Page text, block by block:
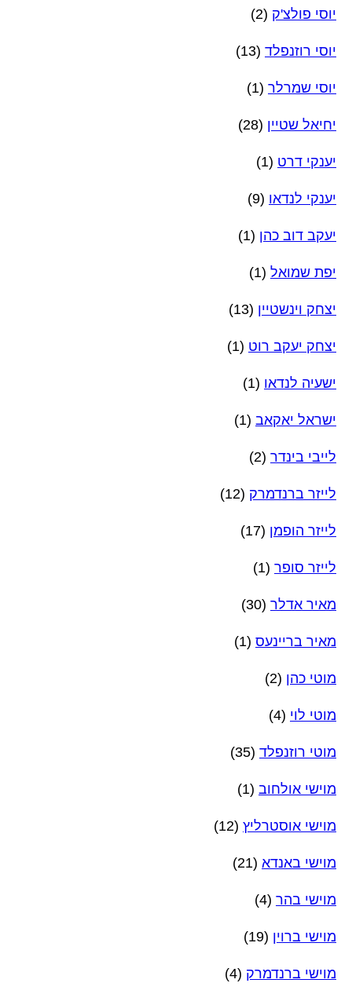
יוסי פולצ'ק (2)
יוסי רוזנפלד (13)
יוסי שמרלר (1)
יחיאל שטיין (28)
יענקי דרט (1)
יענקי לנדאו (9)
יעקב דוב כהן (1)
יפת שמואל (1)
יצחק וינשטיין (13)
יצחק יעקב רוט (1)
ישעיה לנדאו (1)
ישראל יאקאב (1)
לייבי בינדר (2)
לייזר ברנדמרק (12)
לייזר הופמן (17)
לייזר סופר (1)
מאיר אדלר (30)
מאיר בריינעס (1)
מוטי כהן (2)
מוטי לוי (4)
מוטי רוזנפלד (35)
מוישי אולחוב (1)
מוישי אוסטרליץ (12)
מוישי באנדא (21)
מוישי בהר (4)
מוישי ברוין (19)
מוישי ברנדמרק (4)